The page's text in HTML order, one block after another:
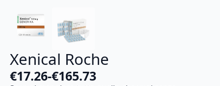
Xenical Roche
€17.26-€165.73
Fascia